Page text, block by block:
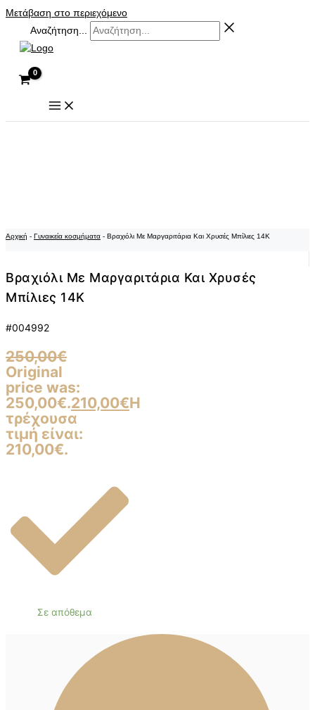
Μετάβαση στο περιεχόμενο
Αναζήτηση...
Αρχική - Γυναικεία κοσμήματα - Βραχιόλι Με Μαργαριτάρια Και Χρυσές Μπίλιες 14Κ
Βραχιόλι Με Μαργαριτάρια Και Χρυσές
Μπίλιες 14Κ
#004992
250,00€
Original
price was:
250,00€.210,00€Η
τρέχουσα
τιμή είναι:
210,00€.
Σε απόθεμα